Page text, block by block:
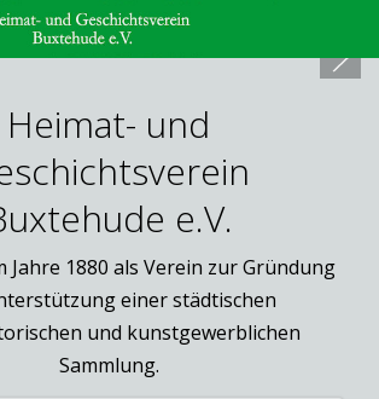
Heimat- und
e.V.
Jahre 1880 als Verein zur Gründung
einer städtischen
und kunstgewerblichen
Sammlung.